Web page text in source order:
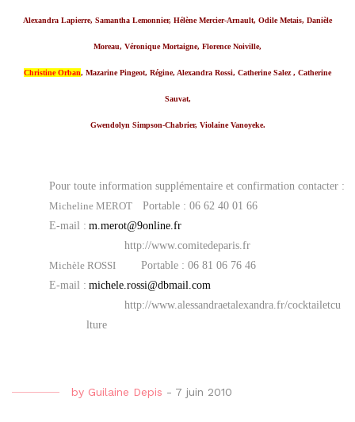
Alexandra Lapierre, Samantha Lemonnier, Hélène Mercier-Arnault, Odile Metais, Danièle
Moreau, Véronique Mortaigne, Florence Noiville,
Christine Orban, Mazarine Pingeot, Régine, Alexandra Rossi, Catherine Salez , Catherine
Sauvat,
Gwendolyn Simpson-Chabrier, Violaine Vanoyeke.
Pour toute information supplémentaire et confirmation contacter :
Micheline MEROT
Portable : 06 62 40 01 66
E-mail : m.merot@9online.fr
http://www.comitedeparis.fr
Michèle ROSSI
Portable : 06 81 06 76 46
E-mail : michele.rossi@dbmail.com
http://www.alessandraetalexandra.fr/cocktailetcu
lture
by Guilaine Depis - 7 juin 2010